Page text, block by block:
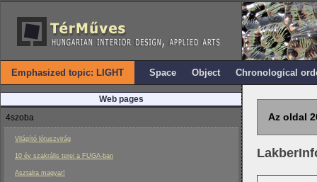
Emphasized topic: LIGHT Space Object Chronological
Web pages
4szoba
Világító lótuszvirág
10 év szakrális terei a FUGA-ban
Asztalra magyar!
Az oldal